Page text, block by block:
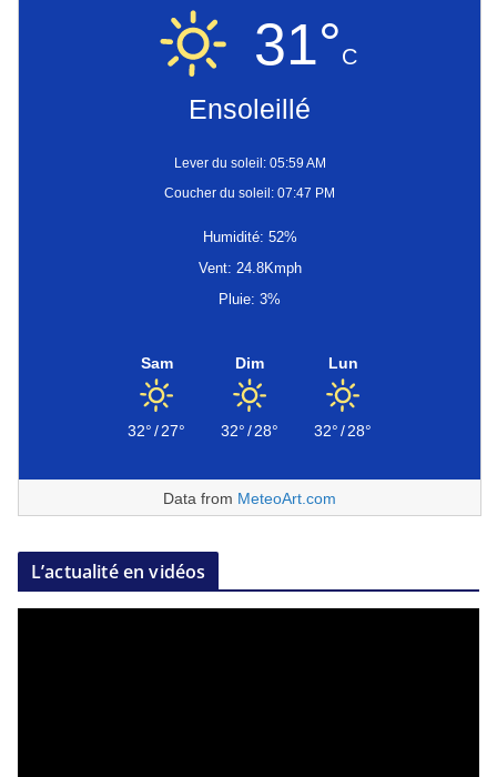
31°C
Ensoleillé
Lever du soleil: 05:59 AM
Coucher du soleil: 07:47 PM
Humidité: 52%
Vent: 24.8Kmph
Pluie: 3%
Sam
32°/27°
Dim
32°/28°
Lun
32°/28°
Data from MeteoArt.com
L’actualité en vidéos